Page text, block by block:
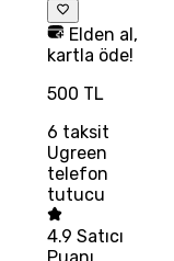
Elden al,
kartla öde!
500 TL
6 taksit
Ugreen
telefon
tutucu
4.9 Satıcı